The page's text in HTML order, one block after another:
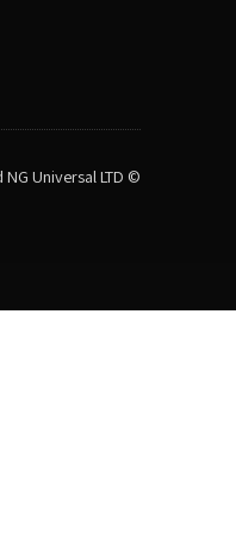
© All rights reserved NG Universal LTD